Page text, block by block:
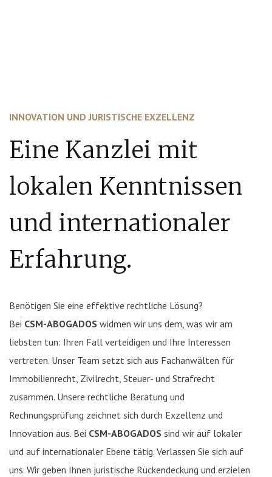
INNOVATION UND JURISTISCHE EXZELLENZ
Eine Kanzlei mit
lokalen Kenntnissen
und internationaler
Erfahrung.
Benötigen Sie eine effektive rechtliche Lösung?
Bei CSM-ABOGADOS widmen wir uns dem, was wir am
liebsten tun: Ihren Fall verteidigen und Ihre Interessen
vertreten. Unser Team setzt sich aus Fachanwälten für
Immobilienrecht, Zivilrecht, Steuer- und Strafrecht
zusammen. Unsere rechtliche Beratung und
Rechnungsprüfung zeichnet sich durch Exzellenz und
Innovation aus. Bei CSM-ABOGADOS sind wir auf lokaler
und auf internationaler Ebene tätig. Verlassen Sie sich auf
uns. Wir geben Ihnen juristische Rückendeckung und erzielen